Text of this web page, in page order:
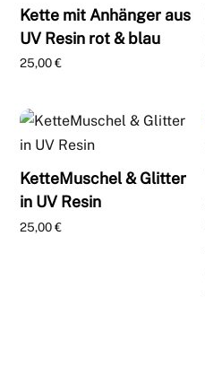
Kette mit Anhänger aus
UV Resin rot & blau
25,00€
KetteMuschel & Glitter
in UV Resin
25,00€